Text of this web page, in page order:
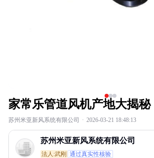
家常乐管道风机产地大揭秘
苏州米亚新风系统有限公司 · 2026-03-21 18:48:13
苏州米亚新风系统有限公司
法人:武刚 通过真实性核验